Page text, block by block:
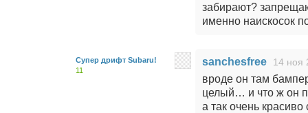
забирают?
именно наискосок
Супер дрифт Subaru!
11
sanchesfree 14 ноя
вроде он там
целый… и что ж он
а так очень красиво